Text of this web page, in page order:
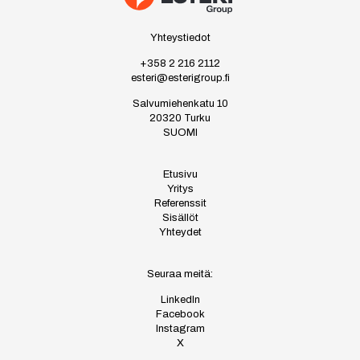
Yhteystiedot
+358 2 216 2112
esteri@esterigroup.fi
Salvumiehenkatu 10
20320 Turku
SUOMI
Etusivu
Yritys
Referenssit
Sisällöt
Yhteydet
Seuraa meitä:
LinkedIn
Facebook
Instagram
X